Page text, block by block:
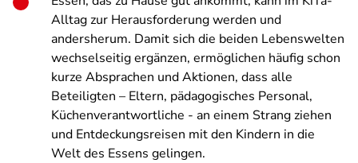
Alltag zur Herausforderung werden und
andersherum. Damit sich die beiden Lebenswelten
wechselseitig ergänzen, ermöglichen häufig schon
kurze Absprachen und Aktionen, dass alle
Beteiligten – Eltern, pädagogisches Personal,
Küchenverantwortliche - an einem Strang ziehen
und Entdeckungsreisen mit den Kindern in die
Welt des Essens gelingen.